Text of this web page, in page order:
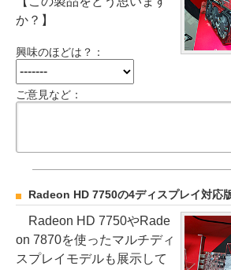
か？】
興味のほどは？：
ご意見など：
Radeon HD 7750の4ディスプレイ対応
Radeon HD 7750やRade
on 7870を使ったマルチディ
スプレイモデルも展示して